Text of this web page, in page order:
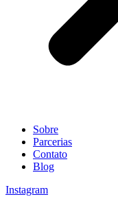
Sobre
Parcerias
Contato
Blog
Instagram